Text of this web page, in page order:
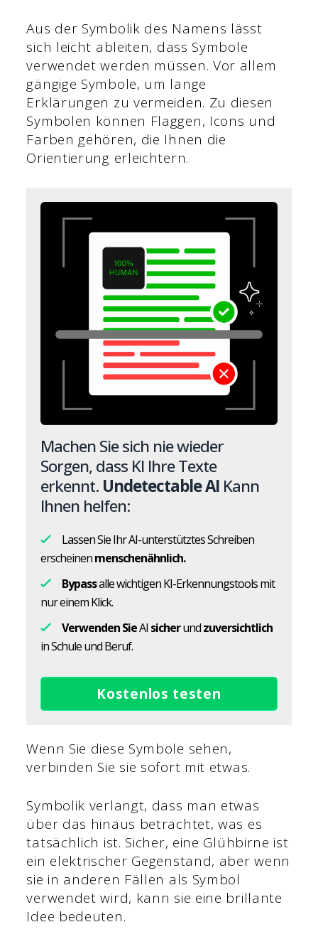
Aus der Symbolik des Namens lässt
sich leicht ableiten, dass Symbole
verwendet werden müssen. Vor allem
gängige Symbole, um lange
Erklärungen zu vermeiden. Zu diesen
Symbolen können Flaggen, Icons und
Farben gehören, die Ihnen die
Orientierung erleichtern.
Machen Sie sich nie wieder
Sorgen, dass KI Ihre Texte
erkennt. Undetectable AI Kann
Ihnen helfen:
Lassen Sie Ihr AI-unterstütztes Schreiben
erscheinenmenschenähnlich.
Bypassalle wichtigen KI-Erkennungstools mit
nur einem Klick.
Verwenden SieAI sicherundzuversichtlich
in Schule und Beruf.
Kostenlos testen
Wenn Sie diese Symbole sehen,
verbinden Sie sie sofort mit etwas.
Symbolik verlangt, dass man etwas
über das hinaus betrachtet, was es
tatsächlich ist. Sicher, eine Glühbirne ist
ein elektrischer Gegenstand, aber wenn
sie in anderen Fällen als Symbol
verwendet wird, kann sie eine brillante
Idee bedeuten.